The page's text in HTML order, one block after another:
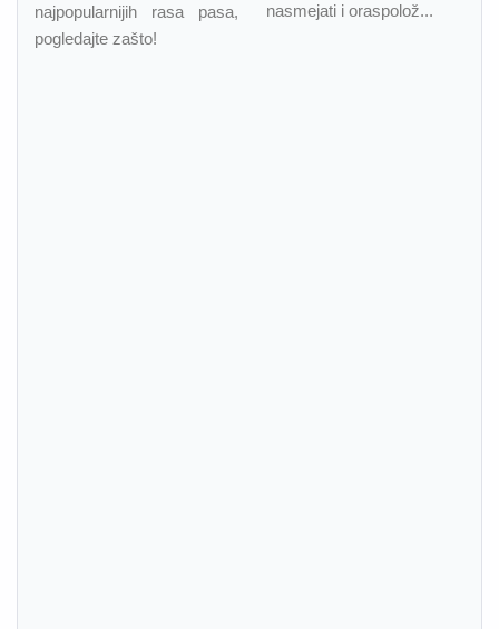
najpopularnijih rasa pasa,
pogledajte zašto!
nasmejati i oraspolož...